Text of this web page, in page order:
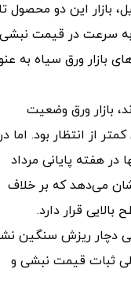
بازار این دو محصول
به سرعت در قیمت
بازار ورق سیاه به
بازار ورق وضعیت
از انتظار بود. اما
هفته پایانی مرداد
رسید. این ارقام نشان می‌دهد که بر خلاف
قرار دارد.
دچار ریزش سنگین
ثبات قیمت نبشی و